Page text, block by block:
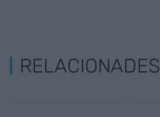
RELACIONADES